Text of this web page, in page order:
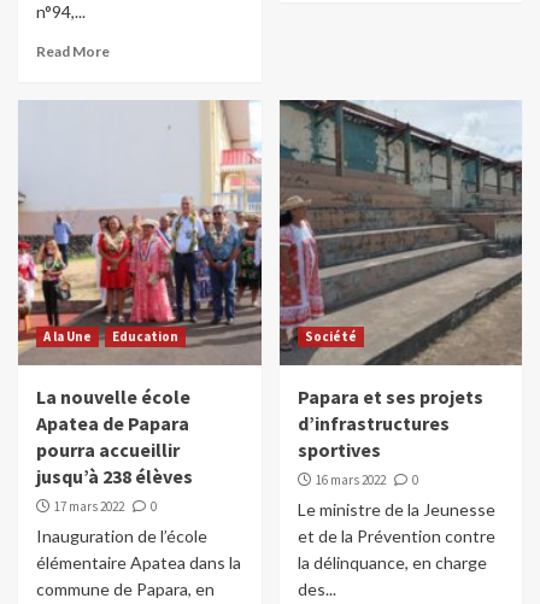
n°94,...
Read More
A la Une Education
La nouvelle école
Apatea de Papara
pourra accueillir
jusqu’à 238 élèves
17 mars 2022 0
Inauguration de l’école
élémentaire Apatea dans la
commune de Papara, en
Société
Papara et ses projets
d’infrastructures
sportives
16 mars 2022 0
Le ministre de la Jeunesse
et de la Prévention contre
la délinquance, en charge
des...